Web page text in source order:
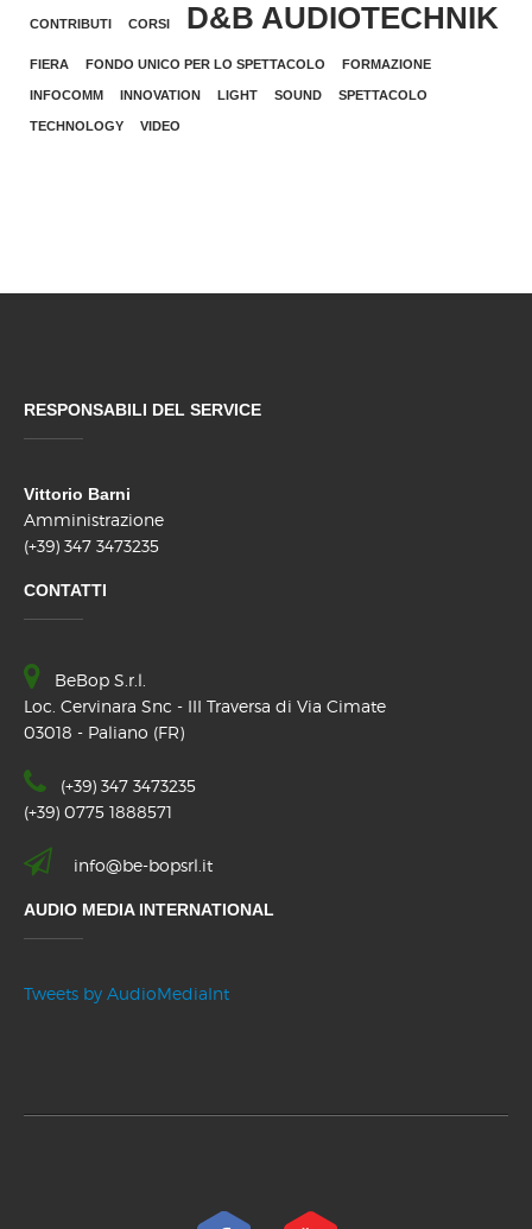
CONTRIBUTI CORSI D&B AUDIOTECHNIK
FIERA FONDO UNICO PER LO SPETTACOLO FORMAZIONE
INFOCOMM INNOVATION LIGHT SOUND SPETTACOLO
TECHNOLOGY VIDEO
RESPONSABILI DEL SERVICE
Vittorio Barni
Amministrazione
(+39) 347 3473235
CONTATTI
BeBop S.r.l.
Loc. Cervinara Snc - III Traversa di Via Cimate
03018 - Paliano (FR)
(+39) 347 3473235
(+39) 0775 1888571
info@be-bopsrl.it
AUDIO MEDIA INTERNATIONAL
Tweets by AudioMediaInt